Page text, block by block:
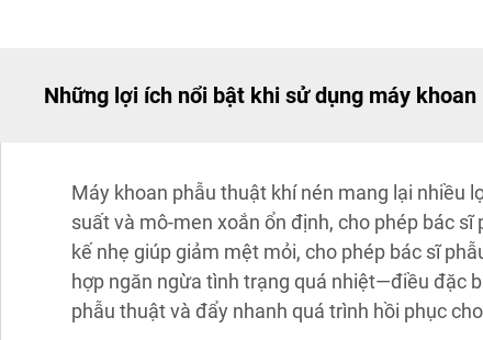
Những lợi ích nổi bật khi sử dụng máy
Máy khoan phẫu thuật khí nén mang lại nhiều
suất và mô-men xoắn ổn định, cho phép bác
kế nhẹ giúp giảm mệt mỏi, cho phép bác sĩ
hợp ngăn ngừa tình trạng quá nhiệt—điều đặc
phẫu thuật và đẩy nhanh quá trình hồi phục